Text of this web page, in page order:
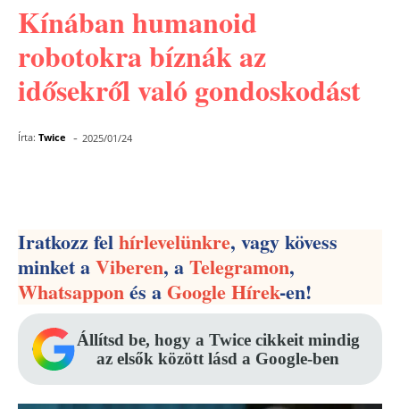
Kínában humanoid
robotokra bíznák az
idősekről való gondoskodást
Írta: Twice - 2025/01/24
Iratkozz felhírlevelünkre, vagy kövess
minket aViberen, aTelegramon,
Whatsapponés aGoogle Hírek-en!
Állítsd be, hogy a Twice cikkeit mindig
az elsők között lásd a Google-ben